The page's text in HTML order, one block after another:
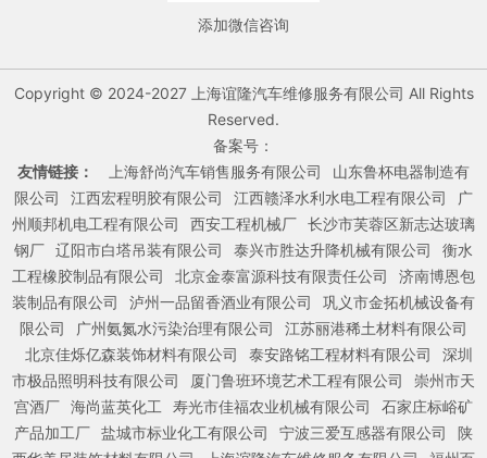
添加微信咨询
Copyright © 2024-2027 上海谊隆汽车维修服务有限公司 All Rights
Reserved.
备案号：
友情链接：
上海舒尚汽车销售服务有限公司
山东鲁杯电器制造有
限公司
江西宏程明胶有限公司 江西赣泽水利水电工程有限公司
广
州顺邦机电工程有限公司
西安工程机械厂 长沙市芙蓉区新志达玻璃
钢厂 辽阳市白塔吊装有限公司 泰兴市胜达升降机械有限公司
衡水
工程橡胶制品有限公司
北京金泰富源科技有限责任公司
济南博恩包
装制品有限公司
泸州一品留香酒业有限公司
巩义市金拓机械设备有
限公司
广州氨氮水污染治理有限公司
江苏丽港稀土材料有限公司
北京佳烁亿森装饰材料有限公司
泰安路铭工程材料有限公司
深圳
市极品照明科技有限公司
厦门鲁班环境艺术工程有限公司
崇州市天
宫酒厂 海尚蓝英化工 寿光市佳福农业机械有限公司
石家庄标峪矿
产品加工厂 盐城市标业化工有限公司 宁波三爱互感器有限公司
陕